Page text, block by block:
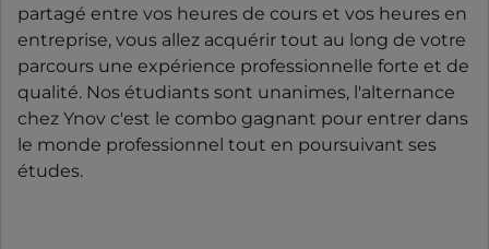
partagé entre vos heures de cours et vos heures en
entreprise, vous allez acquérir tout au long de votre
parcours une expérience professionnelle forte et de
qualité. Nos étudiants sont unanimes, l'alternance
chez Ynov c'est le combo gagnant pour entrer dans
le monde professionnel tout en poursuivant ses
études.